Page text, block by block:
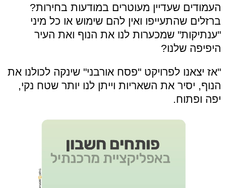
העמודים שעדיין מעוטרים במודעות בחירות?
ברזלים שהתעייפו ואין להם שימוש או כל מיני
"ענתיקות" שמכערות לנו את הנוף ואת העיר
היפיפה שלנו?
"אז יצאנו לפרויקט "פסח אורבני" שינקה לכולנו את
הנוף, יסיר את השאריות וייתן לנו יותר שטח נקי,
יפה ופתוח.